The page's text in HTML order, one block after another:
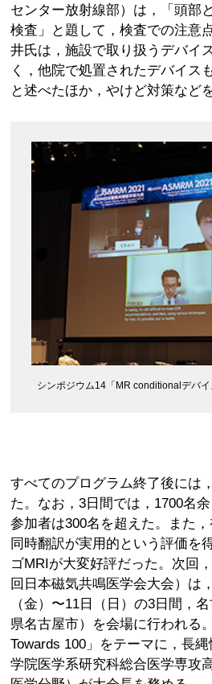
センター放射線部）は，「頭部
検査」と題して，検査での注意
井氏は，施設で取り扱うデバイ
く，他院で処置されたデバイス
と述べたほか，やけど対策など
シンポジウム14「MR conditionalデバイ
すべてのプログラム終了後には
た。なお，3日間では，1700名
参加者は300名を超えた。また
同時翻訳が実用的という評価を
ゴMRIが大変好評だった。次回
回日本磁気共鳴医学会大会）は
（金）〜11日（日）の3日間，
県名古屋市）を会場に行われる
Towards 100」をテーマに，長
学院医学系研究科総合医学専攻